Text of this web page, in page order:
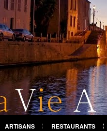
ARTISANS RESTAURANTS